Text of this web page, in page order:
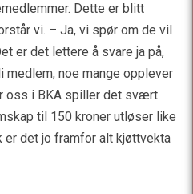
Dette er blitt
vi. – Ja, vi spør om de vil
er det lettere å svare ja på,
medlem, noe mange opplever
oss i BKA spiller det svært
til 150 kroner utløser like
det jo framfor alt kjøttvekta